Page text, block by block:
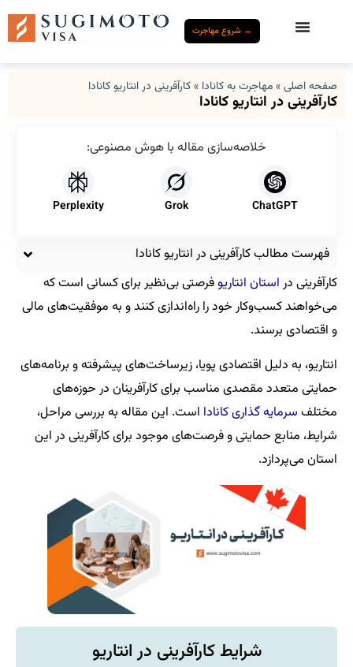
→ شروع مهاجرت
صفحه اصلی»مهاجرت به کانادا »کارآفرینی در انتاریو کانادا
کارآفرینی در انتاریو کانادا
خلاصه‌سازی مقاله با هوش مصنوعی:
ChatGPT
Grok
Perplexity
فهرست مطالب کارآفرینی در انتاریو کانادا
کارآفرینی در استان انتاریوفرصتی بی‌نظیر برای کسانی است که
می‌خواهند کسب‌وکار خود را راه‌اندازی کنند و به موفقیت‌های مالی
و اقتصادی برسند.
انتاریو، به دلیل اقتصادی پویا، زیرساخت‌های پیشرفته و برنامه‌های
حمایتی متعدد مقصدی مناسب برای کارآفرینان در حوزه‌های
مختلف سرمایه گذاری کانادا است. این مقاله به بررسی مراحل،
شرایط، منابع حمایتی و فرصت‌های موجود برای کارآفرینی در این
استان می‌پردازد.
شرایط کارآفرینی در انتاریو